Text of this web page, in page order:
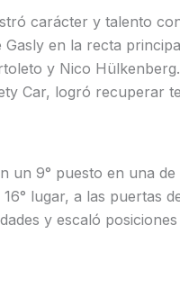
carácter y talento
en la recta
y Nico
Car, logró recuperar
un 9° puesto en una
lugar, a las puertas
y escaló